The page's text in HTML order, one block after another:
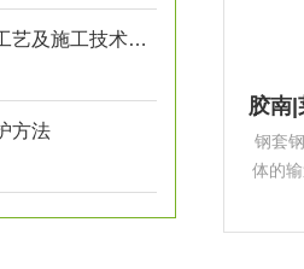
钢套钢保温管的焊接工艺及施工技术研究
方法
钢套
体的
道、